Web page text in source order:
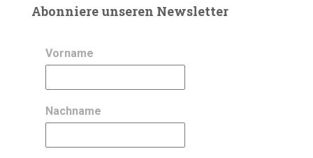
Abonniere unseren Newsletter
Vorname
Nachname